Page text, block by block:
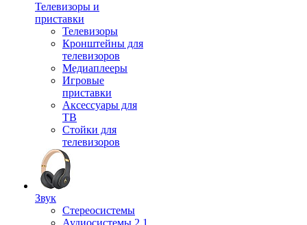
Телевизоры и
приставки
Телевизоры
Кронштейны для
телевизоров
Медиаплееры
Игровые
приставки
Аксессуары для
ТВ
Стойки для
телевизоров
Звук
Стереосистемы
Аудиосистемы 2.1